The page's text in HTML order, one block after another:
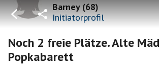
Barney(68)
Initiatorprofil
Noch 2 freie Plätze. Alte
Popkabarett